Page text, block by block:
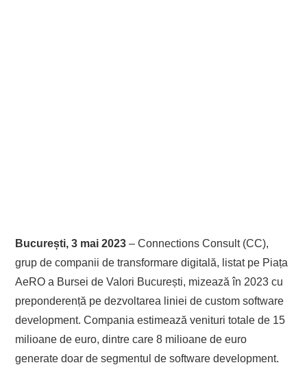
București, 3 mai 2023 – Connections Consult (CC),
grup de companii de transformare digitală, listat pe Piața
AeRO a Bursei de Valori București, mizează în 2023 cu
preponderență pe dezvoltarea liniei de custom software
development. Compania estimează venituri totale de 15
milioane de euro, dintre care 8 milioane de euro
generate doar de segmentul de software development.